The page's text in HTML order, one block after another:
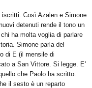
Così Azalen e Simone
detenuti rende il tono un
ha molta voglia di parlare
Simone parla del
di E (il mensile di
a San Vittore. Si legge. E’
che Paolo ha scritto.
il sesto è un reparto